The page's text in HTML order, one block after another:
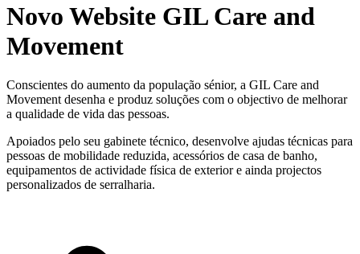
Novo Website GIL Care and
Movement
Conscientes do aumento da população sénior, a GIL Care and
Movement desenha e produz soluções com o objectivo de melhorar
a qualidade de vida das pessoas.
Apoiados pelo seu gabinete técnico, desenvolve ajudas técnicas para
pessoas de mobilidade reduzida, acessórios de casa de banho,
equipamentos de actividade física de exterior e ainda projectos
personalizados de serralharia.